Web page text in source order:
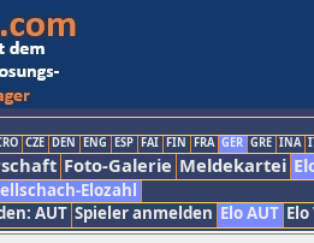
CZE DEN ENG ESP FAI FIN FRA GER GRE INA
Foto-Galerie Meldekartei
Elozahl
AUT Spieler anmelden Elo AUT